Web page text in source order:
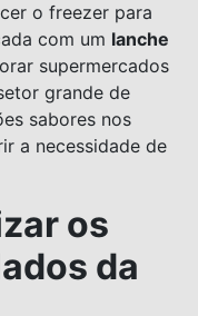
o freezer para
com um lanche
supermercados
grande de
sabores nos
a necessidade de
os
da